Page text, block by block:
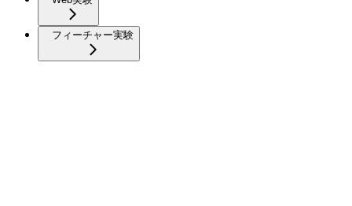
フィーチャー実験